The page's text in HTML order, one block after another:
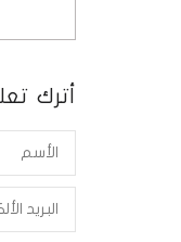
أترك